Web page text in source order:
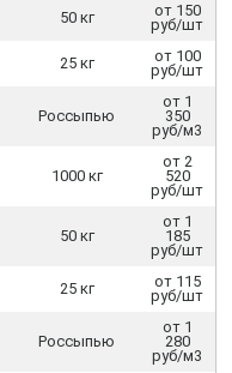
50 кг
от 150
руб/шт
25 кг
от 100
руб/шт
Россыпью
от 1
350
руб/м3
1000 кг
от 2
520
руб/шт
50 кг
от 1
185
руб/шт
25 кг
от 115
руб/шт
Россыпью
от 1
280
руб/м3